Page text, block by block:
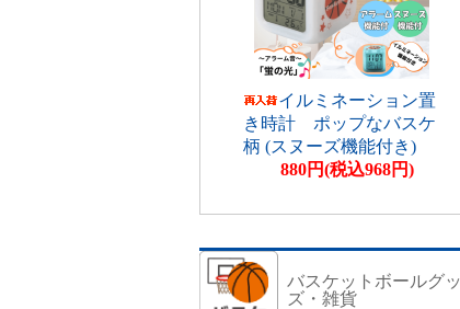
イルミネーション置
き時計 ポップなバスケ
柄 (スヌーズ機能付き)
880円(税込968円)
バスケットボールグッ
ズ・雑貨